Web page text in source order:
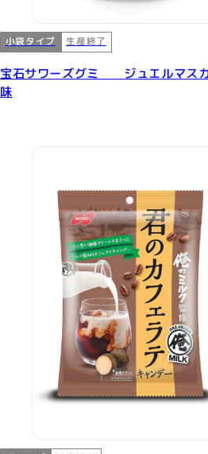
小袋タイプ 生産終了
宝石サワーズグミ ジュエルマス
味